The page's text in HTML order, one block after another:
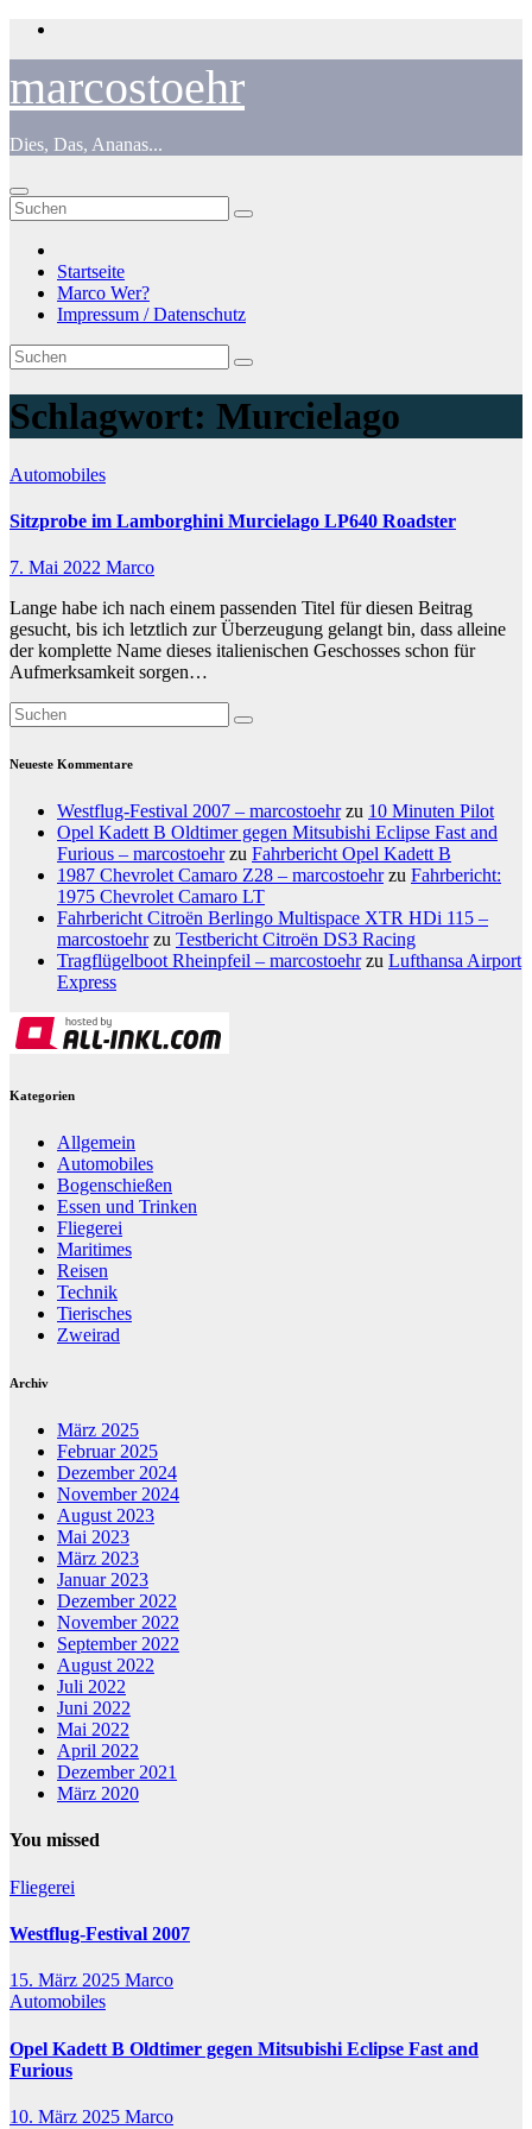
Zum
marcostoehr
Dies, Das, Ananas...
Startseite
Marco Wer?
Impressum / Datenschutz
Schlagwort: Murcielago
Automobiles
Sitzprobe im Lamborghini Murcielago LP640 Roadster
7. Mai 2022 Marco
Lange habe ich nach einem passenden Titel für diesen Beitrag
gesucht, bis ich letztlich zur Überzeugung gelangt bin, dass alleine
der komplette Name dieses italienischen Geschosses schon für
Aufmerksamkeit sorgen…
Neueste Kommentare
Westflug-Festival 2007 – marcostoehrzu 10 Minuten Pilot
Opel Kadett B Oldtimer gegen Mitsubishi Eclipse Fast and
Furious – marcostoehrzu Fahrbericht Opel Kadett B
1987 Chevrolet Camaro Z28 – marcostoehrzu Fahrbericht:
1975 Chevrolet Camaro LT
Fahrbericht Citroën Berlingo Multispace XTR HDi 115 –
marcostoehrzu Testbericht Citroën DS3 Racing
Tragflügelboot Rheinpfeil – marcostoehrzu Lufthansa Airport
Express
Kategorien
Allgemein
Automobiles
Bogenschießen
Essen und Trinken
Fliegerei
Maritimes
Reisen
Technik
Tierisches
Zweirad
Archiv
März 2025
Februar 2025
Dezember 2024
November 2024
August 2023
Mai 2023
März 2023
Januar 2023
Dezember 2022
November 2022
September 2022
August 2022
Juli 2022
Juni 2022
Mai 2022
April 2022
Dezember 2021
März 2020
You missed
Fliegerei
Westflug-Festival 2007
15. März 2025 Marco
Automobiles
Opel Kadett B Oldtimer gegen Mitsubishi Eclipse Fast and
Furious
10. März 2025 Marco